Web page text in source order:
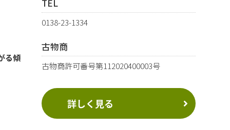
る傾
TEL
0138-23-1334
古物商
古物商許可番号第112020400003号
詳しく見る